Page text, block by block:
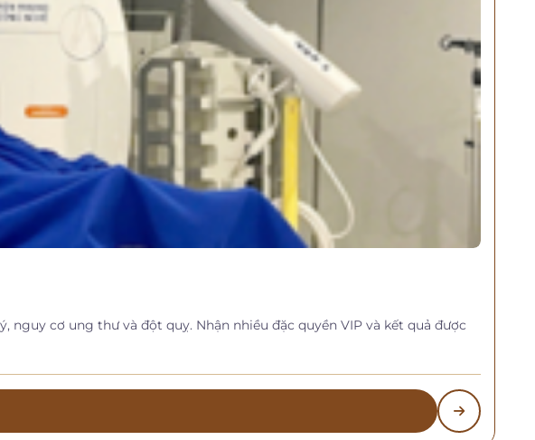
cơ ung thư và đột quỵ. Nhận nhiều đặc quyền VIP và kết quả được